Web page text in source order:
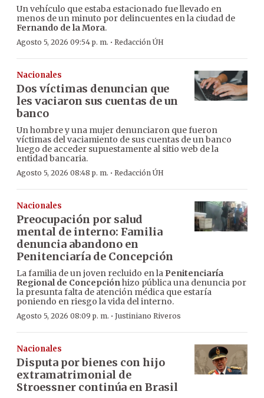
Un vehículo que estaba estacionado fue llevado en
menos de un minuto por delincuentes en la ciudad de
Fernando de la Mora.
Agosto 5, 2026 09:54 p. m. · Redacción ÚH
Nacionales
Dos víctimas denuncian que
les vaciaron sus cuentas de un
banco
Un hombre y una mujer denunciaron que fueron
víctimas del vaciamiento de sus cuentas de un banco
luego de acceder supuestamente al sitio web de la
entidad bancaria.
Agosto 5, 2026 08:48 p. m. · Redacción ÚH
Nacionales
Preocupación por salud
mental de interno: Familia
denuncia abandono en
Penitenciaría de Concepción
La familia de un joven recluido en la Penitenciaría
Regional de Concepciónhizo pública una denuncia por
la presunta falta de atención médica que estaría
poniendo en riesgo la vida del interno.
Agosto 5, 2026 08:09 p. m. · Justiniano Riveros
Nacionales
Disputa por bienes con hijo
extramatrimonial de
Stroessner continúa en Brasil